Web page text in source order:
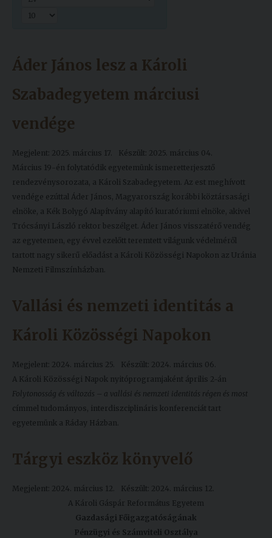
Események
Sajtó
Sport
Junior
Áder János lesz a Károli
Szabadegyetem márciusi
vendége
Megjelent: 2025. március 17.
Készült: 2025. március 04.
Március 19-én folytatódik egyetemünk ismeretterjesztő
rendezvénysorozata, a Károli Szabadegyetem. Az est meghívott
vendége ezúttal Áder János, Magyarország korábbi köztársasági
elnöke, a Kék Bolygó Alapítvány alapító kuratóriumi elnöke, akivel
Trócsányi László rektor beszélget. Áder János visszatérő vendég
az egyetemen, egy évvel ezelőtt teremtett világunk védelméről
tartott nagy sikerű előadást a Károli Közösségi Napokon az Uránia
Nemzeti Filmszínházban.
Vallási és nemzeti identitás a
Károli Közösségi Napokon
Megjelent: 2024. március 25.
Készült: 2024. március 06.
A Károli Közösségi Napok nyitóprogramjaként április 2-án
Folytonosság és változás – a vallási és nemzeti identitás régen és most
címmel tudományos, interdiszciplináris konferenciát tart
egyetemünk a Ráday Házban.
Tárgyi eszköz könyvelő
Megjelent: 2024. március 12.
Készült: 2024. március 12.
A Károli Gáspár Református Egyetem
Gazdasági Főigazgatóságának
Pénzügyi és Számviteli Osztálya